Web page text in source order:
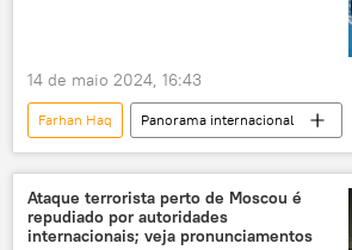
Nações Unidas
fundos congelados
confisco
Ministério das Relações Exteriores
conflito ucraniano
operação militar
14 de maio 2024, 16:43
Farhan Haq
Panorama internacional
Rússia
Vladimir Putin
António Guterres
ONU
presidente
Organização das Nações
Ataque terrorista perto de Moscou é
repudiado por autoridades
internacionais; veja pronunciamentos